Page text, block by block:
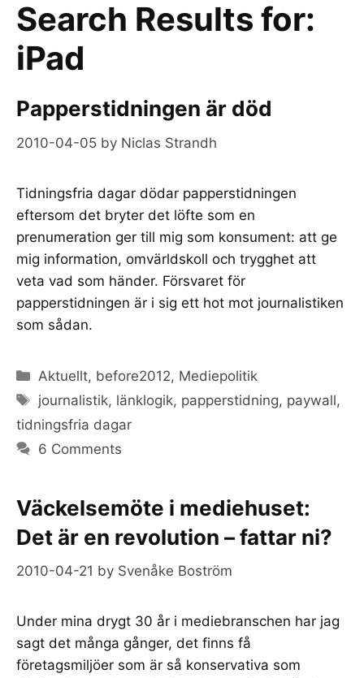
Search Results for:
iPad
Papperstidningen är död
2010-04-05 by Niclas Strandh
Tidningsfria dagar dödar papperstidningen
eftersom det bryter det löfte som en
prenumeration ger till mig som konsument: att ge
mig information, omvärldskoll och trygghet att
veta vad som händer. Försvaret för
papperstidningen är i sig ett hot mot journalistiken
som sådan.
Categories
Aktuellt, before2012, Mediepolitik
Tags
journalistik, länklogik, papperstidning, paywall,
tidningsfria dagar
6 Comments
Väckelsemöte i mediehuset:
Det är en revolution – fattar ni?
2010-04-21 by Svenåke Boström
Under mina drygt 30 år i mediebranschen har jag
sagt det många gånger, det finns få
företagsmiljöer som är så konservativa som